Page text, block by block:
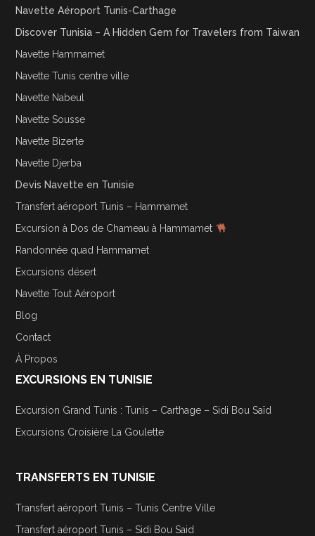
Navette Aéroport Tunis-Carthage
Discover Tunisia – A Hidden Gem for Travelers from Taiwan
Navette Hammamet
Navette Tunis centre ville
Navette Nabeul
Navette Sousse
Navette Bizerte
Navette Djerba
Devis Navette en Tunisie
Transfert aéroport Tunis – Hammamet
Excursion à Dos de Chameau à Hammamet
Randonnée quad Hammamet
Excursions désert
Navette Tout Aéroport
Blog
Contact
À Propos
EXCURSIONS EN TUNISIE
Excursion Grand Tunis : Tunis – Carthage – Sidi Bou Saïd
Excursions Croisière La Goulette
TRANSFERTS EN TUNISIE
Transfert aéroport Tunis – Tunis Centre Ville
Transfert aéroport Tunis – Sidi Bou Said